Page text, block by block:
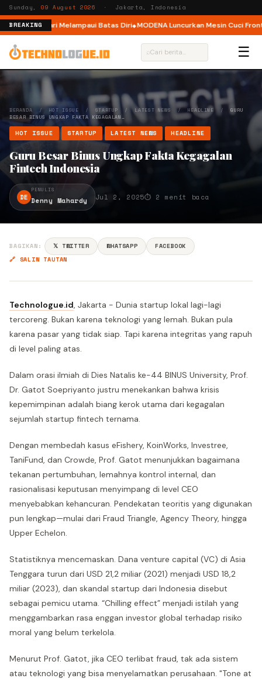
Sunday, 09 August 2026 · Jakarta, Indonesia
BREAKING
Ajak Pelari Melampaui Batas Diri MODENA Luncurkan Mesin Cuci Front
⌕ ☰
BERANDA / HOT ISSUE / STARTUP / LATEST NEWS / HEADLINE / GURU
BESAR BINUS UNGKAP FAKTA KEGAGALAN…
HOT ISSUE STARTUP LATEST NEWS HEADLINE
Guru Besar Binus Ungkap Fakta Kegagalan
Fintech Indonesia
DE
PENULIS
Denny Mahardy Jul 2, 2025⏱ 2 menit baca
BAGIKAN: 𝕏 TWITTER WHATSAPP
FACEBOOK
🔗 SALIN TAUTAN
Technologue.id, Jakarta - Dunia startup lokal lagi-lagi
tercoreng. Bukan karena teknologi yang lemah. Bukan pula
karena pasar yang tidak siap. Tapi karena integritas yang rapuh
di level paling atas.
Dalam orasi ilmiah di Dies Natalis ke-44 BINUS University, Prof.
Dr. Gatot Soepriyanto justru menekankan bahwa krisis
kepemimpinan adalah biang kerok utama dari kegagalan
sejumlah startup fintech ternama.
Dengan membedah kasus eFishery, KoinWorks, Investree,
TaniFund, dan Crowde, Prof. Gatot menunjukkan bagaimana
tekanan pertumbuhan, lemahnya kontrol internal, dan
rasionalisasi keputusan menyimpang di level CEO
menyebabkan kehancuran. Pendekatan teoritis yang digunakan
pun lengkap—mulai dari Fraud Triangle, Agency Theory, hingga
Upper Echelon.
Statistiknya mencemaskan. Dana venture capital (VC) di Asia
Tenggara turun dari USD 21,2 miliar (2021) menjadi USD 18,2
miliar (2023), dan skandal startup dari Indonesia disebut
sebagai pemicu utama. “Chilling effect” menjadi istilah yang
menggambarkan rasa enggan investor global terhadap risiko
moral yang belum terkelola.
Menurut Prof. Gatot, jika CEO terlibat fraud, tak ada sistem
atau teknologi yang bisa menyelamatkan perusahaan. "Tone at